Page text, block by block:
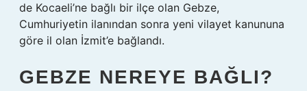
de Kocaeli’ne bağlı bir ilçe olan Gebze,
Cumhuriyetin ilanından sonra yeni vilayet kanununa
göre il olan İzmit’e bağlandı.
GEBZE NEREYE BAĞLI?